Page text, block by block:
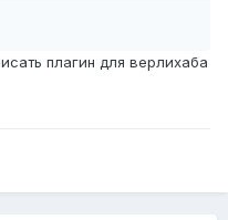
плагин для верлихаба